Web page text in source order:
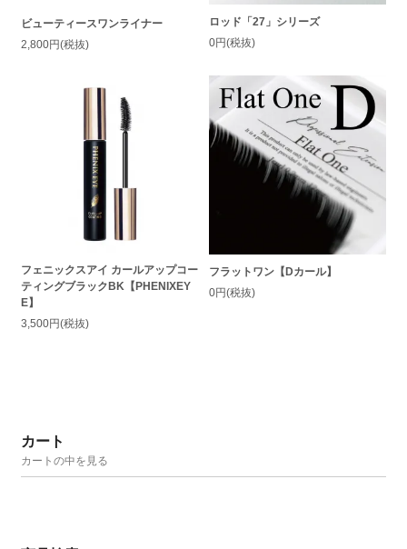
ビューティースワンライナー
2,800円(税抜)
ロッド「27」シリーズ
0円(税抜)
フェニックスアイ カールアップコー
ティングブラックBK【PHENIXEY
E】
3,500円(税抜)
フラットワン【Dカール】
0円(税抜)
カート
カートの中を見る